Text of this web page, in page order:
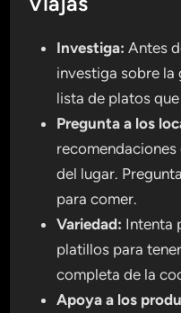
Investiga: Antes
investiga sobre la
lista de platos
Pregunta a los
del lugar.
para comer.
Variedad: Intenta
platillos para
completa de la
Apoya a los